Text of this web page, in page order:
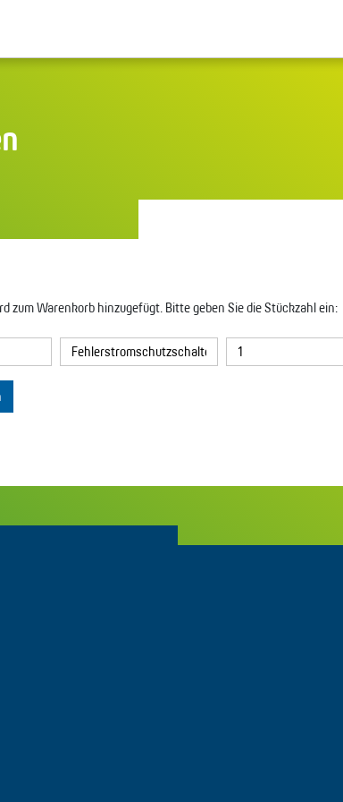
zum Warenkorb hinzugefügt. Bitte geben Sie die Stückzahl ein: